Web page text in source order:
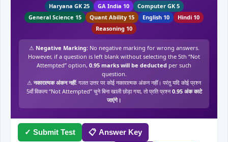
Haryana GK 25 GA India 10
Computer GK 5
General Science 15
Quant Ability 15 English 10
Hindi 10
Reasoning 10
⚠ Negative Marking:No negative marking for wrong answers.
However, if a question is left blank without selecting the 5th “Not
Attempted” option, 0.95 marks will be deducted per such
question.
⚠ नकारात्मक अंकन नहीं: गलत उत्तर पर कोई नकारात्मक अंकन नहीं। परंतु यदि कोई प्रश्न
5वाँ विकल्प “Not Attempted” चुने बिना खाली छोड़ा गया, तो प्रति प्रश्न0.95 अंक काटे
जाएंगे।
✓ Submit Test 📋 Answer Key